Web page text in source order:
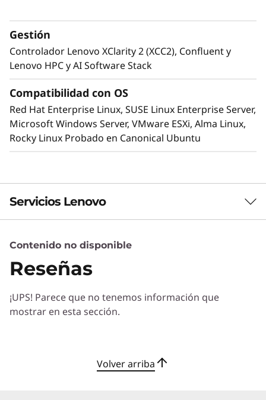
refrigeración líquida sin necesidad de obras de
fontanería.
Gestión
Controlador Lenovo XClarity 2 (XCC2), Confluent y
Lenovo HPC y AI Software Stack
Compatibilidad con OS
Red Hat Enterprise Linux, SUSE Linux Enterprise Server,
Microsoft Windows Server, VMware ESXi, Alma Linux,
Rocky Linux Probado en Canonical Ubuntu
Servicios Lenovo
Servicios de Soluciones
Diseñe la mejor estrategia para su empresa.
correcta para sus exclusivas necesidades
empresariales.
Servicios de Implementación
Contenido no disponible
Reseñas
¡UPS! Parece que no tenemos información que
mostrar en esta sección.
Volver arriba